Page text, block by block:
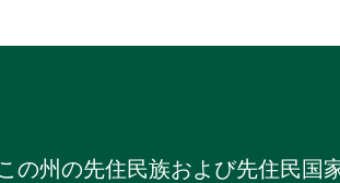
の州の先住民族および先住民国